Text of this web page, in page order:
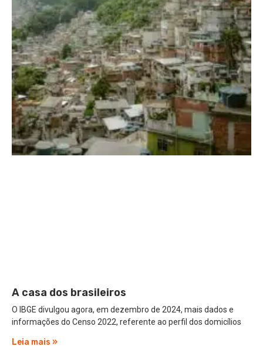
A casa dos brasileiros
O IBGE divulgou agora, em dezembro de 2024, mais dados e
informações do Censo 2022, referente ao perfil dos domicílios
Leia mais »